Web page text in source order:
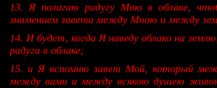
13. Я полагаю радугу Мою в облаке,
знамением завета между Мною и между
14. И будет, когда Я наведу облако на
радуга в облаке;
15. и Я вспомню завет Мой, который
между вами и между всякою душею